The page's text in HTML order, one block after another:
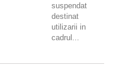
suspendat
destinat
utilizarii in
cadrul...